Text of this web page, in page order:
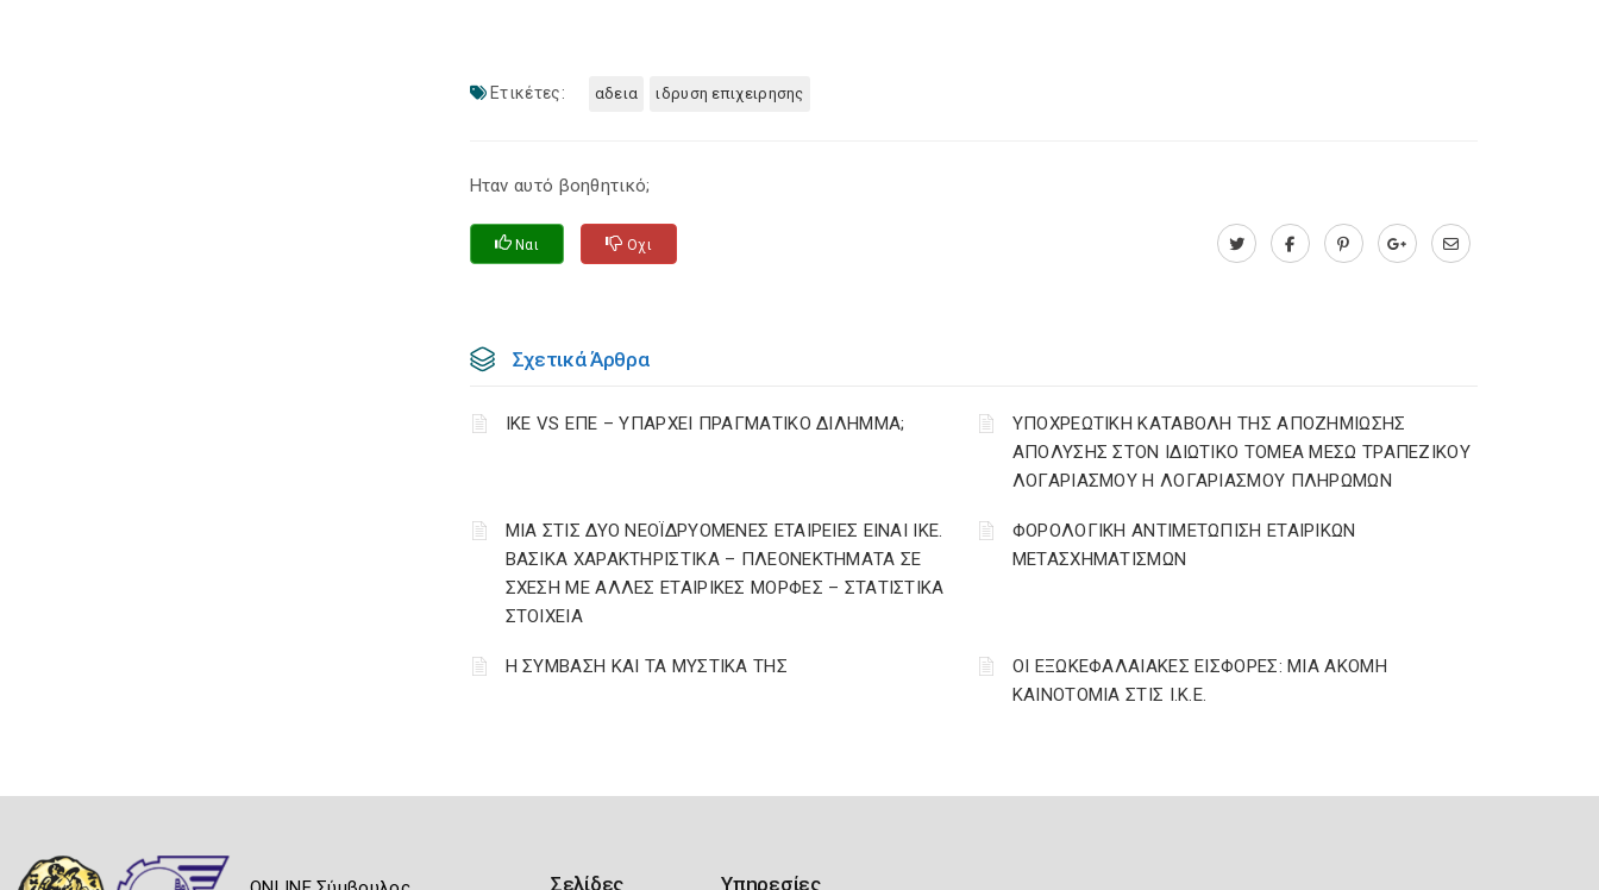
Ετικέτες: αδεια ιδρυση επιχειρησης
Ηταν αυτό βοηθητικό;
Ναι Οχι
Σχετικά Άρθρα
ΙΚΕ VS ΕΠΕ – ΥΠΑΡΧΕΙ ΠΡΑΓΜΑΤΙΚΟ ΔΙΛΗΜΜΑ;
YΠΟΧΡΕΩΤΙΚΗ ΚΑΤΑΒΟΛΗ ΤΗΣ ΑΠΟΖΗΜΙΩΣΗΣ
ΑΠΟΛΥΣΗΣ ΣΤΟΝ ΙΔΙΩΤΙΚΟ ΤΟΜΕΑ ΜΕΣΩ ΤΡΑΠΕΖΙΚΟΥ
ΛΟΓΑΡΙΑΣΜΟΥ Η ΛΟΓΑΡΙΑΣΜΟΥ ΠΛΗΡΩΜΩΝ
ΜΙΑ ΣΤΙΣ ΔΥΟ ΝΕΟΪΔΡΥΟΜΕΝΕΣ ΕΤΑΙΡΕΙΕΣ ΕΙΝΑΙ ΙΚΕ.
ΒΑΣΙΚΑ ΧΑΡΑΚΤΗΡΙΣΤΙΚΑ – ΠΛΕΟΝΕΚΤΗΜΑΤΑ ΣΕ
ΣΧΕΣΗ ΜΕ ΑΛΛΕΣ ΕΤΑΙΡΙΚΕΣ ΜΟΡΦΕΣ – ΣΤΑΤΙΣΤΙΚΑ
ΣΤΟΙΧΕΙΑ
ΦΟΡΟΛΟΓΙΚΗ ΑΝΤΙΜΕΤΩΠΙΣΗ ΕΤΑΙΡΙΚΩΝ
ΜΕΤΑΣΧΗΜΑΤΙΣΜΩΝ
Η ΣΥΜΒΑΣΗ ΚΑΙ ΤΑ ΜΥΣΤΙΚΑ ΤΗΣ
ΟΙ ΕΞΩΚΕΦΑΛΑΙΑΚΕΣ ΕΙΣΦΟΡΕΣ: ΜΙΑ ΑΚΟΜΗ
ΚΑΙΝΟΤΟΜΙΑ ΣΤΙΣ Ι.Κ.Ε.
Σελίδες Υπηρεσίες